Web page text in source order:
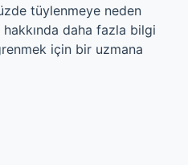
tüylenmeye neden
daha fazla bilgi
için bir uzmana